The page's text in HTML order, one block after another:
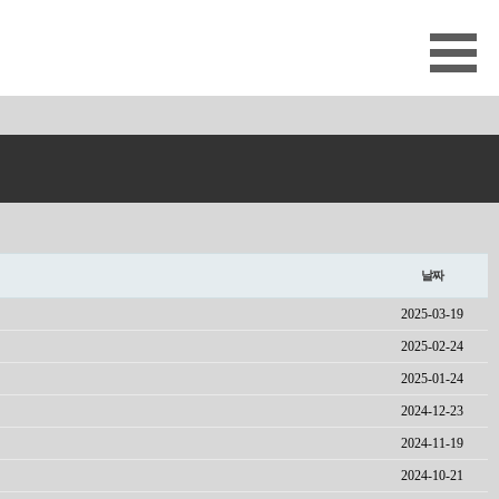
날짜
2025-03-19
2025-02-24
2025-01-24
2024-12-23
2024-11-19
2024-10-21